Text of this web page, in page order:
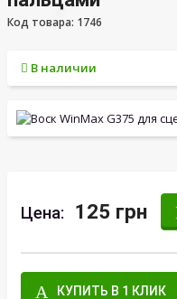
Код товара: 1746
В наличии
Цена: 125 грн
КУПИТЬ В 1 КЛИК